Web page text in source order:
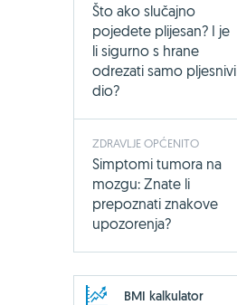
Što ako slučajno
pojedete plijesan? I je
li sigurno s hrane
odrezati samo pljesnivi
dio?
ZDRAVLJE OPĆENITO
Simptomi tumora na
mozgu: Znate li
prepoznati znakove
upozorenja?
BMI kalkulator